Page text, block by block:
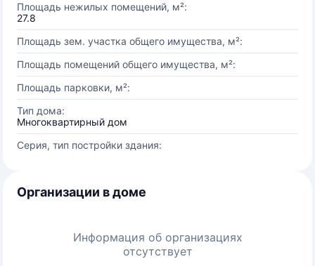
Площадь нежилых помещений, м²:
27.8
Площадь зем. участка общего имущества, м²:
Площадь помещений общего имущества, м²:
Площадь парковки, м²:
Тип дома:
Многоквартирный дом
Серия, тип постройки здания:
Организации в доме
Информация об организациях
отсутствует